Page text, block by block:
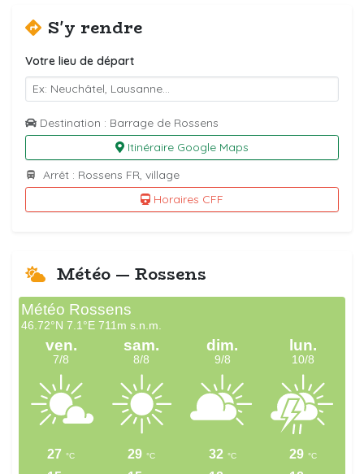
S'y rendre
Votre lieu de départ
Destination : Barrage de Rossens
Itinéraire Google Maps
Arrêt : Rossens FR, village
Horaires CFF
Météo — Rossens